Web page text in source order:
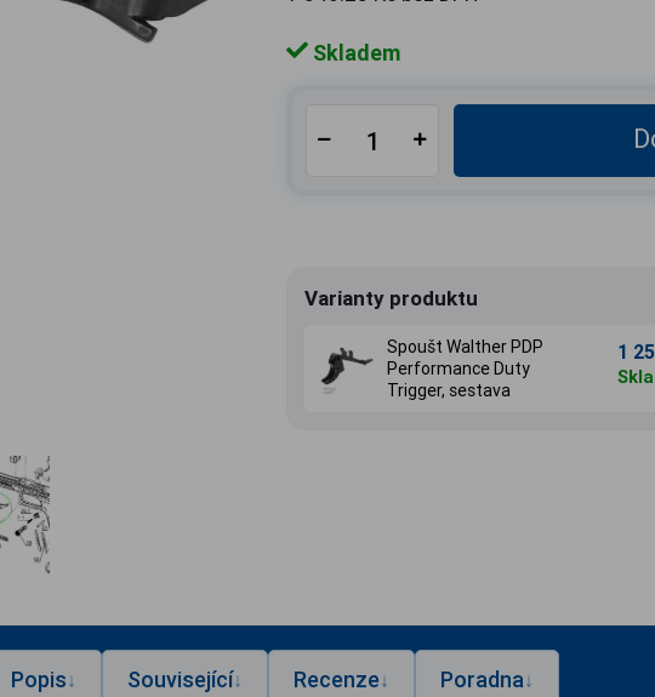
Skladem
Varianty produktu
Spoušt Walther PDP
Performance Duty
Trigger, sestava
1
Popis↓ Související↓ Recenze↓ Poradna↓